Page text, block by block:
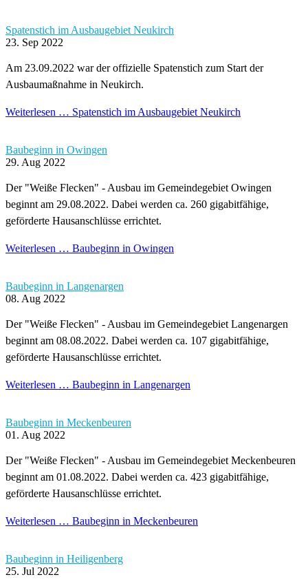
Spatenstich im Ausbaugebiet Neukirch
23. Sep 2022
Am 23.09.2022 war der offizielle Spatenstich zum Start der
Ausbaumaßnahme in Neukirch.
Weiterlesen … Spatenstich im Ausbaugebiet Neukirch
Baubeginn in Owingen
29. Aug 2022
Der "Weiße Flecken" - Ausbau im Gemeindegebiet Owingen
beginnt am 29.08.2022. Dabei werden ca. 260 gigabitfähige,
geförderte Hausanschlüsse errichtet.
Weiterlesen … Baubeginn in Owingen
Baubeginn in Langenargen
08. Aug 2022
Der "Weiße Flecken" - Ausbau im Gemeindegebiet Langenargen
beginnt am 08.08.2022. Dabei werden ca. 107 gigabitfähige,
geförderte Hausanschlüsse errichtet.
Weiterlesen … Baubeginn in Langenargen
Baubeginn in Meckenbeuren
01. Aug 2022
Der "Weiße Flecken" - Ausbau im Gemeindegebiet Meckenbeuren
beginnt am 01.08.2022. Dabei werden ca. 423 gigabitfähige,
geförderte Hausanschlüsse errichtet.
Weiterlesen … Baubeginn in Meckenbeuren
Baubeginn in Heiligenberg
25. Jul 2022